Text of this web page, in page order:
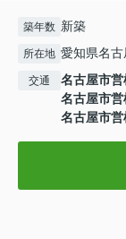
築年数 新築
所在地 愛知県名
交通 名古屋市
名古屋市
名古屋市